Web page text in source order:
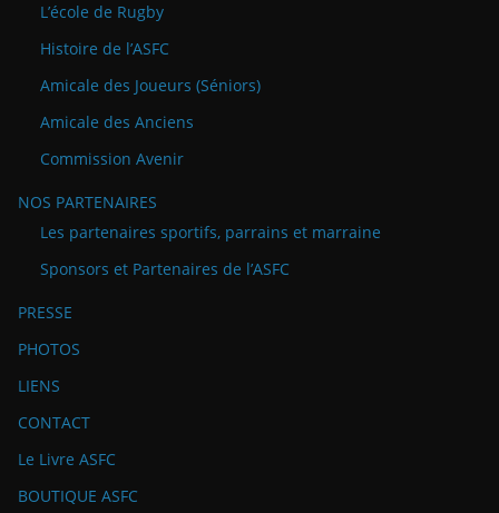
L’école de Rugby
Histoire de l’ASFC
Amicale des Joueurs (Séniors)
Amicale des Anciens
Commission Avenir
NOS PARTENAIRES
Les partenaires sportifs, parrains et marraine
Sponsors et Partenaires de l’ASFC
PRESSE
PHOTOS
LIENS
CONTACT
Le Livre ASFC
BOUTIQUE ASFC